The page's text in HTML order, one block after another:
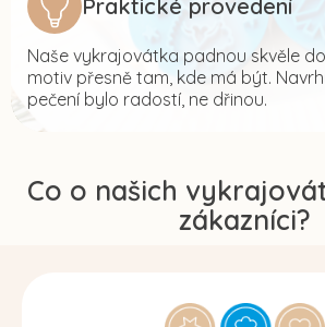
Praktické provedení
Naše vykrajovátka padnou skvěle
motiv přesně tam, kde má být.
pečení bylo radostí, ne dřinou.
Co o našich
zákazníci?